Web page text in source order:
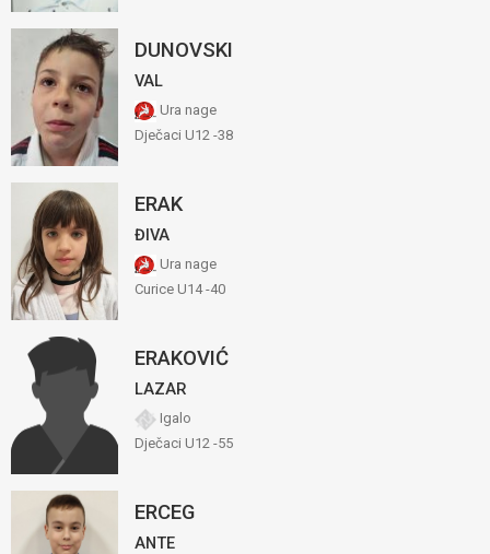
DUNOVSKI
VAL
Ura nage
Dječaci U12 -38
ERAK
ĐIVA
Ura nage
Curice U14 -40
ERAKOVIĆ
LAZAR
Igalo
Dječaci U12 -55
ERCEG
ANTE